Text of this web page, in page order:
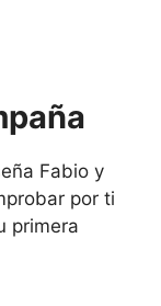
Fabio y
por ti
primera